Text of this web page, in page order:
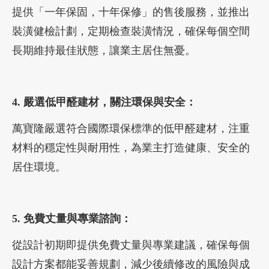
提供「一年保固，十年保修」的售後服務，並推出
裝潢健檢計劃，定期檢查裝潢情況，確保每個空間
長期維持最佳狀態，讓業主居住無憂。
4. 嚴選低甲醛建材，關注環保與安全：
萬寶隆嚴選符合國際環保標準的低甲醛建材，注重
材料的穩定性與耐用性，為業主打造健康、安全的
居住環境。
5. 免費丈量與專業諮詢：
從設計初期即提供免費丈量與專業建議，確保每個
設計方案都能妥善規劃，減少後續修改的風險與成